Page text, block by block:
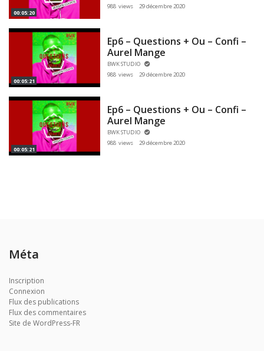
00:05:20
988 views
29 décembre 2020
00:05:21
Ep6 – Questions + Ou – Confi –
Aurel Mange
BWK STUDIO
988 views
29 décembre 2020
00:05:21
Ep6 – Questions + Ou – Confi –
Aurel Mange
BWK STUDIO
988 views
29 décembre 2020
Méta
Inscription
Connexion
Flux des publications
Flux des commentaires
Site de WordPress-FR